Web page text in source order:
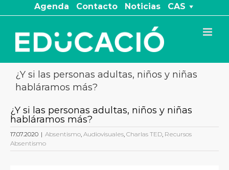
al
contenido
Agenda Contacto Noticias CAS
¿Y si las personas adultas, niños y niñas
habláramos más?
¿Y si las personas adultas, niños y niñas
habláramos más?
17.07.2020 | Absentismo, Audiovisuales, Charlas TED, Recursos
Absentismo